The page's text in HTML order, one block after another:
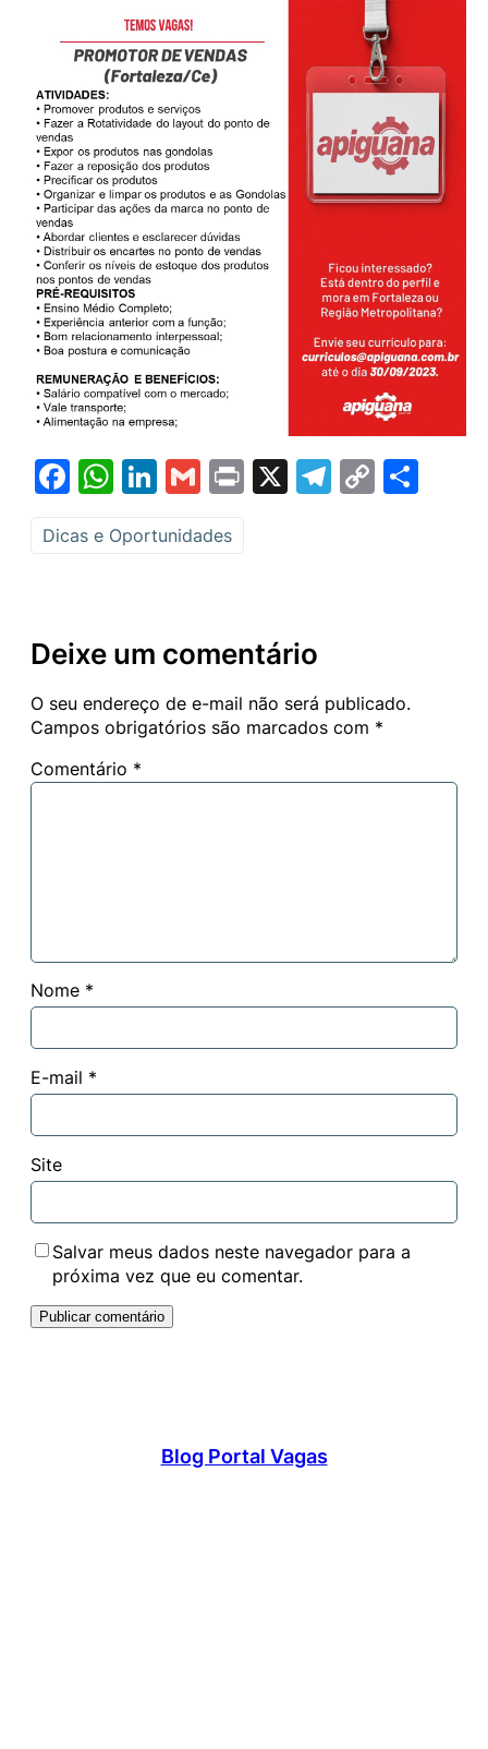
Facebook
WhatsApp
LinkedIn
GmailPrint
X Telegram
Copy
Dicas e Oportunidades
Deixe um comentário
O seu endereço de e-mail não será publicado.
Campos obrigatórios são marcados com *
Comentário *
Nome *
E-mail *
Site
Salvar meus dados neste navegador para a
próxima vez que eu comentar.
Blog Portal Vagas